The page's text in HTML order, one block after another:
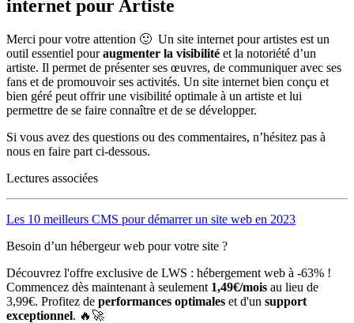
internet pour Artiste
Merci pour votre attention 🙂 Un site internet pour artistes est un
outil essentiel pouraugmenter la visibilité et la notoriété d’un
artiste. Il permet de présenter ses œuvres, de communiquer avec ses
fans et de promouvoir ses activités. Un site internet bien conçu et
bien géré peut offrir une visibilité optimale à un artiste et lui
permettre de se faire connaître et de se développer.
Si vous avez des questions ou des commentaires, n’hésitez pas à
nous en faire part ci-dessous.
Lectures associées
Les 10 meilleurs CMS pour démarrer un site web en 2023
Besoin d’un hébergeur web pour votre site ?
Découvrez l'offre exclusive de LWS : hébergement web à -63% !
Commencez dès maintenant à seulement 1,49€/mois au lieu de
3,99€. Profitez de performances optimales et d'un support
exceptionnel. 🔥🚀